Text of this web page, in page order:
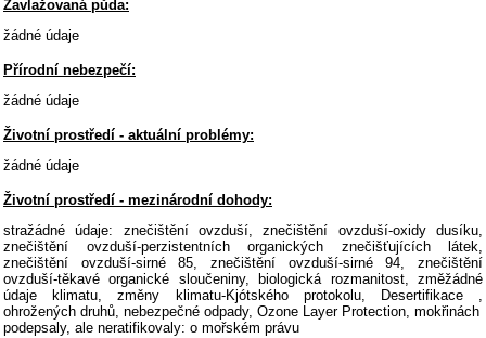
Zavlažovaná půda:
žádné údaje
Přírodní nebezpečí:
žádné údaje
Životní prostředí - aktuální problémy:
žádné údaje
Životní prostředí - mezinárodní dohody:
stražádné údaje: znečištění ovzduší, znečištění ovzduší-oxidy dusíku,
znečištění ovzduší-perzistentních organických znečišťujících látek,
znečištění ovzduší-sirné 85, znečištění ovzduší-sirné 94, znečištění
ovzduší-těkavé organické sloučeniny, biologická rozmanitost, změžádné
údaje klimatu, změny klimatu-Kjótského protokolu, Desertifikace ,
ohrožených druhů, nebezpečné odpady, Ozone Layer Protection, mokřinách
podepsaly, ale neratifikovaly: o mořském právu